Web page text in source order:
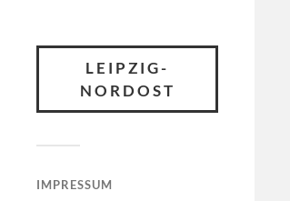
LEIPZIG-
NORDOST
IMPRESSUM